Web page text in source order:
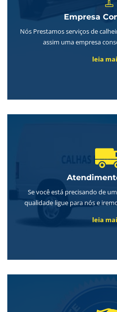
Empresa
Nós Prestamos serviços de
assim uma empresa
leia
Se você está precisando de
qualidade ligue para nós e
leia